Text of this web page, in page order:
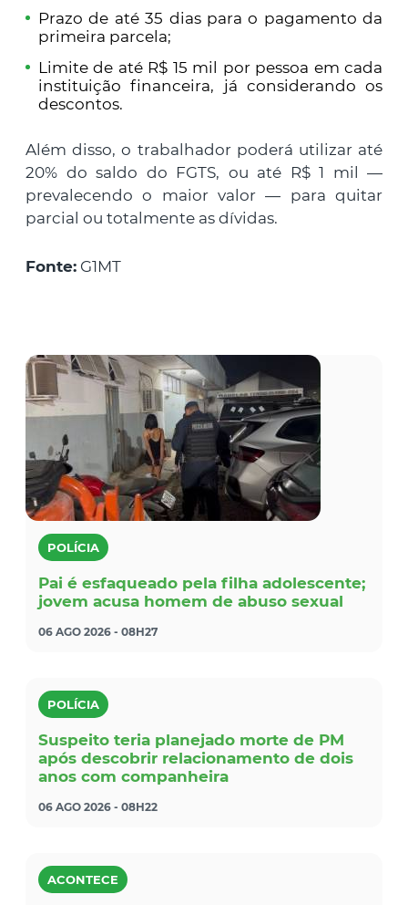
Prazo de até 35 dias para o pagamento da
primeira parcela;
Limite de até R$ 15 mil por pessoa em cada
instituição financeira, já considerando os
descontos.
Além disso, o trabalhador poderá utilizar até
20% do saldo do FGTS, ou até R$ 1 mil —
prevalecendo o maior valor — para quitar
parcial ou totalmente as dívidas.
Fonte: G1MT
POLÍCIA
Pai é esfaqueado pela filha adolescente;
jovem acusa homem de abuso sexual
06 AGO 2026 - 08H27
POLÍCIA
Suspeito teria planejado morte de PM
após descobrir relacionamento de dois
anos com companheira
06 AGO 2026 - 08H22
ACONTECE